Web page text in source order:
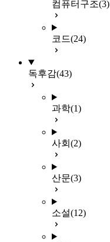
컴퓨터구조(3)
코드(24)
독후감(43)
과학(1)
사회 (2)
산문(3)
소설(12)